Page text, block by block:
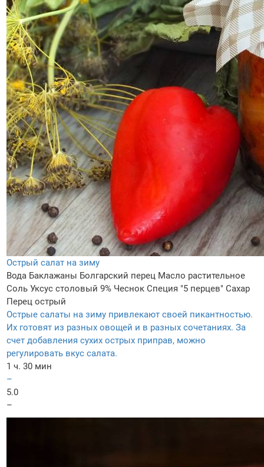
Острый салат на зиму
Вода Баклажаны Болгарский перец Масло растительное
Соль Уксус столовый 9% Чеснок Специя "5 перцев" Сахар
Перец острый
Острые салаты на зиму привлекают своей пикантностью.
Их готовят из разных овощей и в разных сочетаниях. За
счет добавления сухих острых приправ, можно
регулировать вкус салата.
1 ч. 30 мин
–
5.0
–